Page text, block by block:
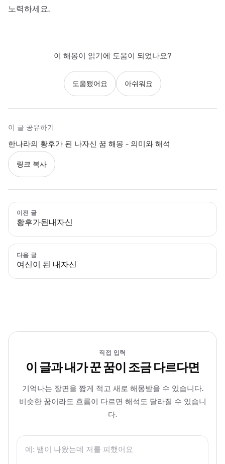
노력하세요.
이 해몽이 읽기에 도움이 되었나요?
도움됐어요 아쉬워요
이 글 공유하기
한나라의 황후가 된 나자신 꿈 해몽 - 의미와 해석
링크 복사
이전 글
황후가된내자신
다음 글
여신이 된 내자신
직접 입력
이 글과 내가 꾼 꿈이 조금 다르다면
기억나는 장면을 짧게 적고 새로 해몽받을 수 있습니다.
비슷한 꿈이라도 흐름이 다르면 해석도 달라질 수 있습니
다.